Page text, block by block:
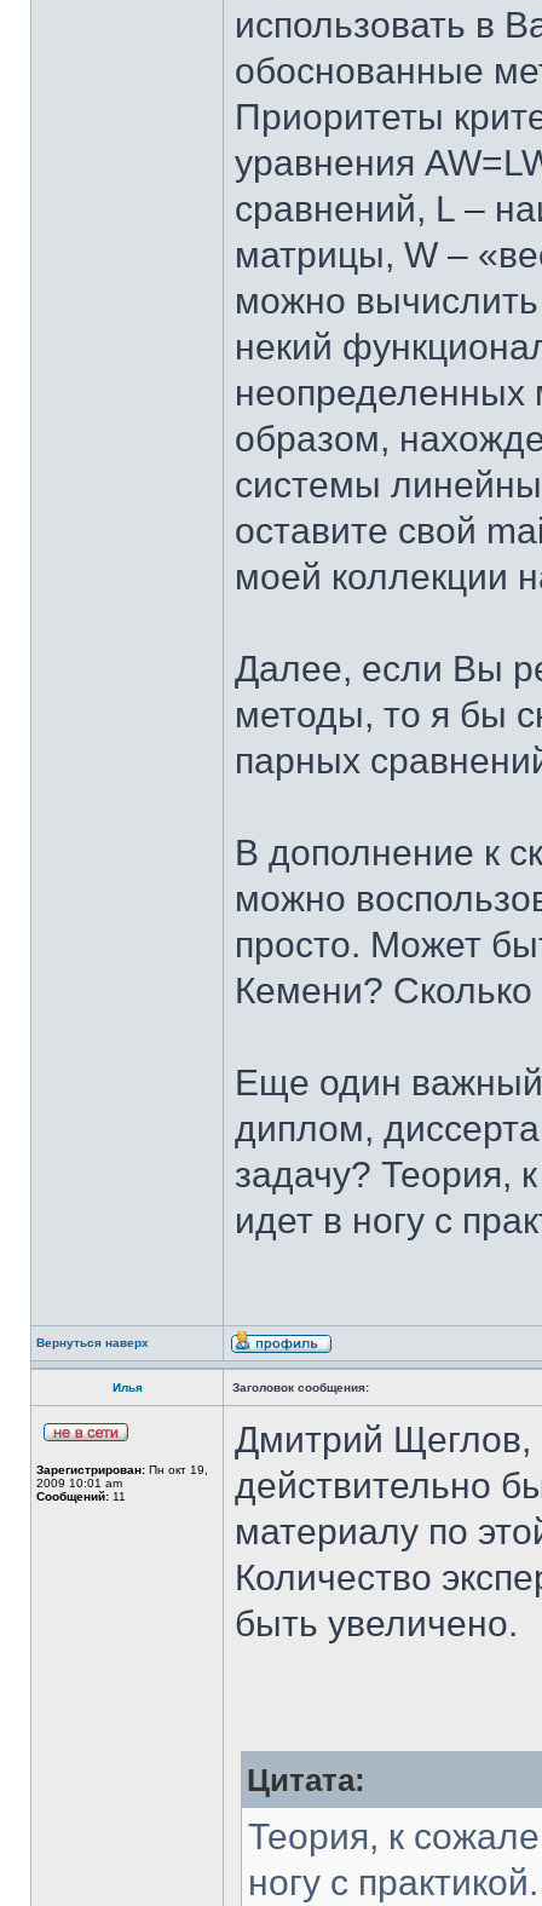
использовать в
обоснованные
Приоритеты
уравнения
сравнений, L –
матрицы, W –
можно
некий
неопределенных
образом,
системы
оставите свой
моей коллекции
Далее, если Вы
методы, то я бы
парных
В дополнение к
можно
просто. Может
Кемени? Сколько
Еще один
диплом,
задачу? Теория,
идет в ногу с
Вернуться наверх
Илья Заголовок сообщения:
Зарегистрирован: Пн окт 19,
2009 10:01 am
Сообщений: 11
Дмитрий Щеглов,
действительно
материалу по
Количество
быть увеличено.
Цитата:
Теория, к
ногу с практикой.